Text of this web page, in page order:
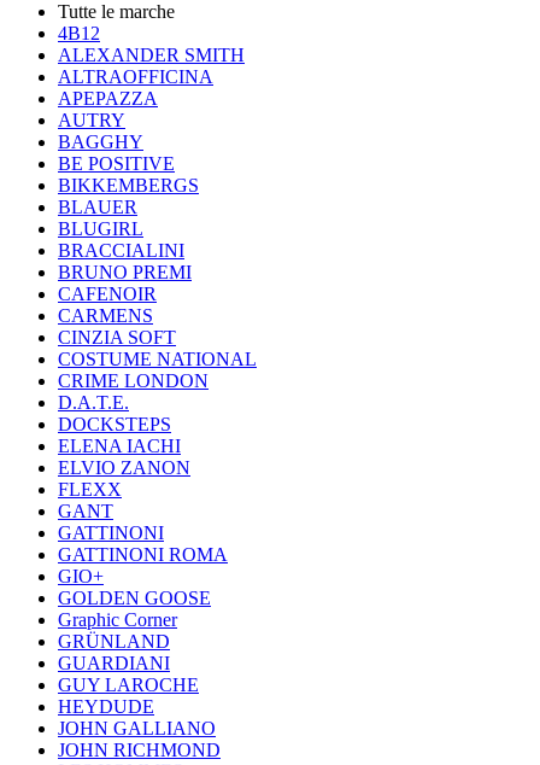
Tutte le marche
4B12
ALEXANDER SMITH
ALTRAOFFICINA
APEPAZZA
AUTRY
BAGGHY
BE POSITIVE
BIKKEMBERGS
BLAUER
BLUGIRL
BRACCIALINI
BRUNO PREMI
CAFENOIR
CARMENS
CINZIA SOFT
COSTUME NATIONAL
CRIME LONDON
D.A.T.E.
DOCKSTEPS
ELENA IACHI
ELVIO ZANON
FLEXX
GANT
GATTINONI
GATTINONI ROMA
GIO+
GOLDEN GOOSE
Graphic Corner
GRÜNLAND
GUARDIANI
GUY LAROCHE
HEYDUDE
JOHN GALLIANO
JOHN RICHMOND